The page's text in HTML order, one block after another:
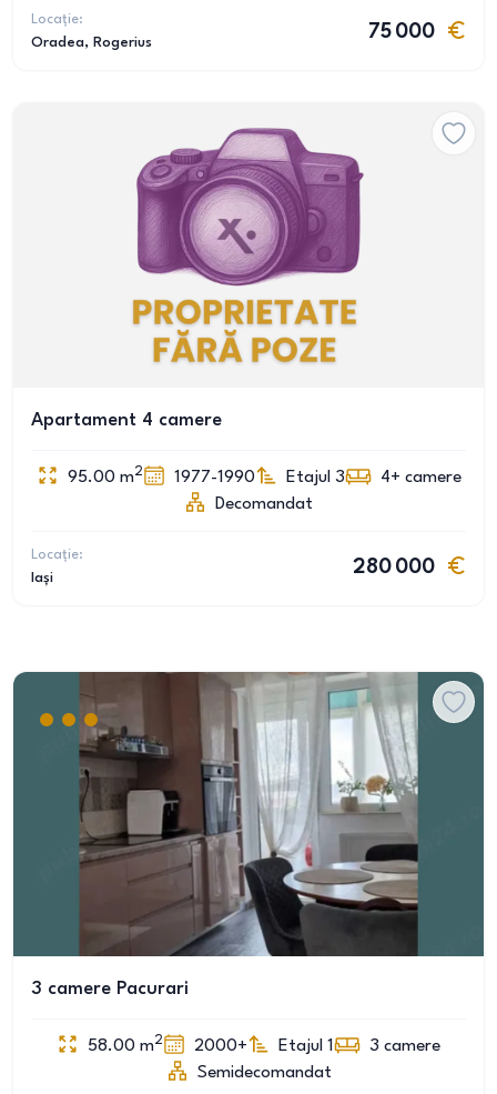
Locație:
Oradea, Rogerius
75 000
Apartament 4 camere
95.00 m2 1977-1990 Etajul 3 4+ camere
Decomandat
Locație:
Iași
280 000
3 camere Pacurari
58.00 m2 2000+ Etajul 1 3 camere
Semidecomandat